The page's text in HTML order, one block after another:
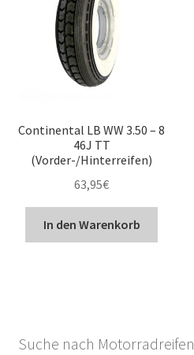
Continental LB WW 3.50 – 8
46J TT
(Vorder-/Hinterreifen)
63,95€
In den Warenkorb
Suche nach Motorradreifen